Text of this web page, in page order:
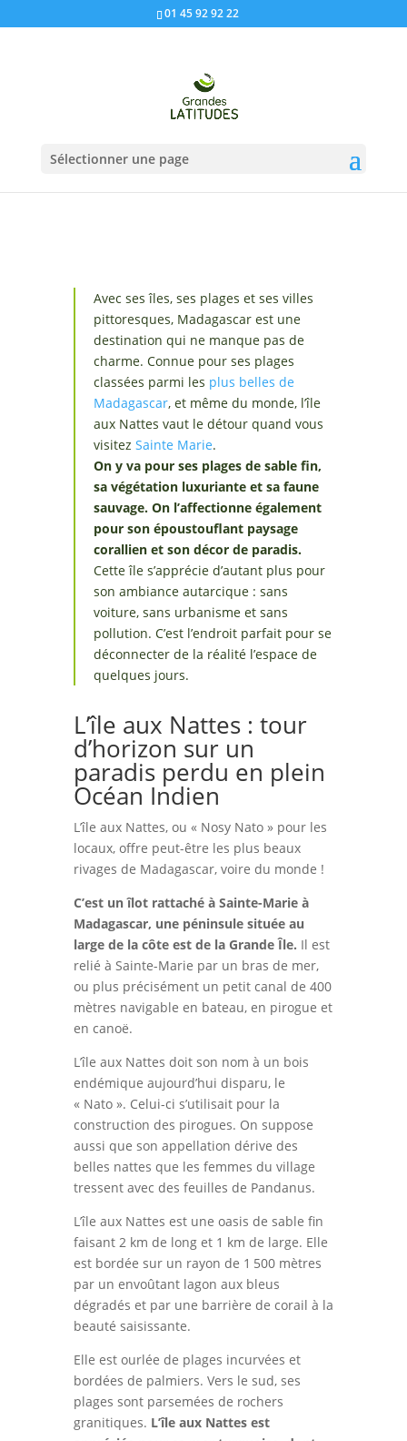
01 45 92 92 22
Sélectionner une page
Avec ses îles, ses plages et ses villes
pittoresques, Madagascar est une
destination qui ne manque pas de
charme. Connue pour ses plages
classées parmi les plus belles de
Madagascar, et même du monde, l’île
aux Nattes vaut le détour quand vous
visitez Sainte Marie.
On y va pour ses plages de sable fin,
sa végétation luxuriante et sa faune
sauvage. On l’affectionne également
pour son époustouflant paysage
corallien et son décor de paradis.
Cette île s’apprécie d’autant plus pour
son ambiance autarcique : sans
voiture, sans urbanisme et sans
pollution. C’est l’endroit parfait pour se
déconnecter de la réalité l’espace de
quelques jours.
L’île aux Nattes : tour
d’horizon sur un
paradis perdu en plein
Océan Indien
L’île aux Nattes, ou « Nosy Nato » pour les
locaux, offre peut-être les plus beaux
rivages de Madagascar, voire du monde !
C’est un îlot rattaché à Sainte-Marie à
Madagascar, une péninsule située au
large de la côte est de la Grande Île. Il est
relié à Sainte-Marie par un bras de mer,
ou plus précisément un petit canal de 400
mètres navigable en bateau, en pirogue et
en canoë.
L’île aux Nattes doit son nom à un bois
endémique aujourd’hui disparu, le
« Nato ». Celui-ci s’utilisait pour la
construction des pirogues. On suppose
aussi que son appellation dérive des
belles nattes que les femmes du village
tressent avec des feuilles de Pandanus.
L’île aux Nattes est une oasis de sable fin
faisant 2 km de long et 1 km de large. Elle
est bordée sur un rayon de 1 500 mètres
par un envoûtant lagon aux bleus
dégradés et par une barrière de corail à la
beauté saisissante.
Elle est ourlée de plages incurvées et
bordées de palmiers. Vers le sud, ses
plages sont parsemées de rochers
granitiques. L’île aux Nattes est